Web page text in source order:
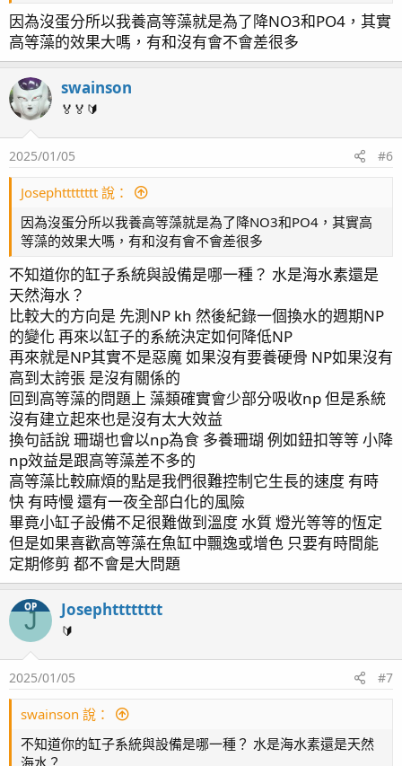
因為沒蛋分所以我養高等藻就是為了降NO3和PO4，其實
高等藻的效果大嗎，有和沒有會不會差很多
swainson
🏅🏅🔰
2025/01/05 #6
Josephtttttttt 說：
因為沒蛋分所以我養高等藻就是為了降NO3和PO4，其實高
等藻的效果大嗎，有和沒有會不會差很多
不知道你的缸子系統與設備是哪一種？ 水是海水素還是
天然海水？
比較大的方向是 先測NP kh 然後紀錄一個換水的週期NP
的變化 再來以缸子的系統決定如何降低NP
再來就是NP其實不是惡魔 如果沒有要養硬骨 NP如果沒有
高到太誇張 是沒有關係的
回到高等藻的問題上 藻類確實會少部分吸收np 但是系統
沒有建立起來也是沒有太大效益
換句話說 珊瑚也會以np為食 多養珊瑚 例如鈕扣等等 小降
np效益是跟高等藻差不多的
高等藻比較麻煩的點是我們很難控制它生長的速度 有時
快 有時慢 還有一夜全部白化的風險
畢竟小缸子設備不足很難做到溫度 水質 燈光等等的恆定
但是如果喜歡高等藻在魚缸中飄逸或增色 只要有時間能
定期修剪 都不會是大問題
OP
J Josephtttttttt
🔰
2025/01/05 #7
swainson 說：
不知道你的缸子系統與設備是哪一種？ 水是海水素還是天然
海水？